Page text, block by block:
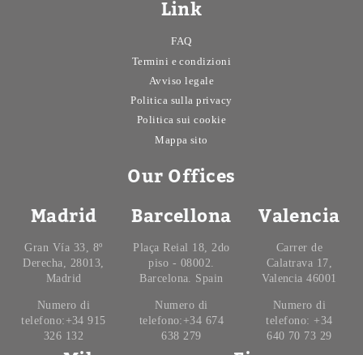
Link
FAQ
Termini e condizioni
Avviso legale
Politica sulla privacy
Politica sui cookie
Mappa sito
Our Offices
Madrid
Gran Vía 33, 8º
Derecha, 28013,
Madrid
Numero di
telefono:+34 915
326 132
Barcellona
Plaça Reial 18, 2do
piso - 08002.
Barcelona. Spain
Numero di
telefono:+34 674
638 279
Valencia
Carrer de
Calatrava 17,
Valencia 46001
Numero di
telefono: +34
640 70 73 29